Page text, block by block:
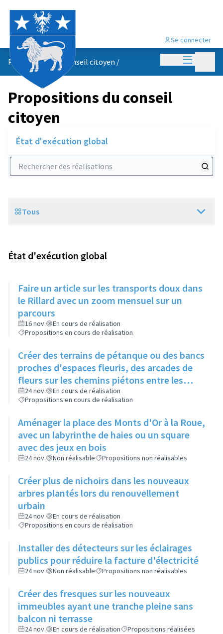
Menu
Se connecter
Propositions du conseil citoyen /
Propositions du conseil
citoyen
État d'exécution global
Rechercher des réalisations
Scope
Tous
État d'exécution global
Faire un article sur les transports doux dans
le Rillard avec un zoom mensuel sur un
parcours
16 nov.
En cours de réalisation
Propositions en cours de réalisation
Créer des terrains de pétanque ou des bancs
proches d'espaces fleuris, des arcades de
fleurs sur les chemins piétons entre les
immeubles
24 nov.
En cours de réalisation
Propositions en cours de réalisation
Aménager la place des Monts d'Or à la Roue,
avec un labyrinthe de haies ou un square
avec des jeux en bois
24 nov. Non réalisable Propositions non réalisables
Créer plus de nichoirs dans les nouveaux
arbres plantés lors du renouvellement
urbain
24 nov.
En cours de réalisation
Propositions en cours de réalisation
Installer des détecteurs sur les éclairages
publics pour réduire la facture d'électricité
24 nov. Non réalisable Propositions non réalisables
Créer des fresques sur les nouveaux
immeubles ayant une tranche pleine sans
balcon ni terrasse
24 nov. En cours de réalisation Propositions réalisées